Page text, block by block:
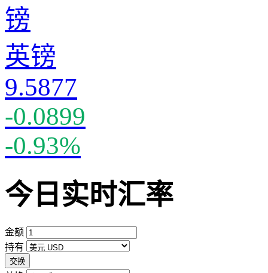
英镑
9.5877
-0.0899
-0.93%
今日实时汇率
金额
持有
交换